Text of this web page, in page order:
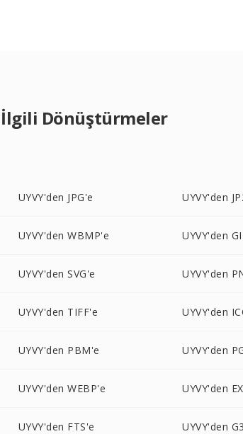
İlgili Dönüştürmeler
UYVY'den JPG'e UYVY'den
UYVY'den WBMP'e UYVY'den
UYVY'den SVG'e UYVY'den
UYVY'den TIFF'e UYVY'den
UYVY'den PBM'e UYVY'den
UYVY'den WEBP'e UYVY'den
UYVY'den FTS'e UYVY'den